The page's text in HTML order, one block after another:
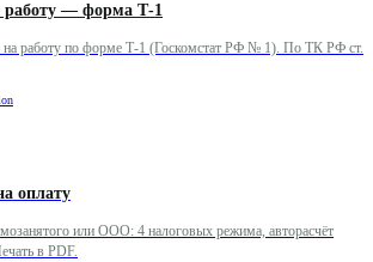
работу — форма Т-1
на работу по форме Т-1 (Госкомстат РФ № 1). По ТК РФ ст.
оплату
или ООО: 4 налоговых режима, авторасчёт
в PDF.